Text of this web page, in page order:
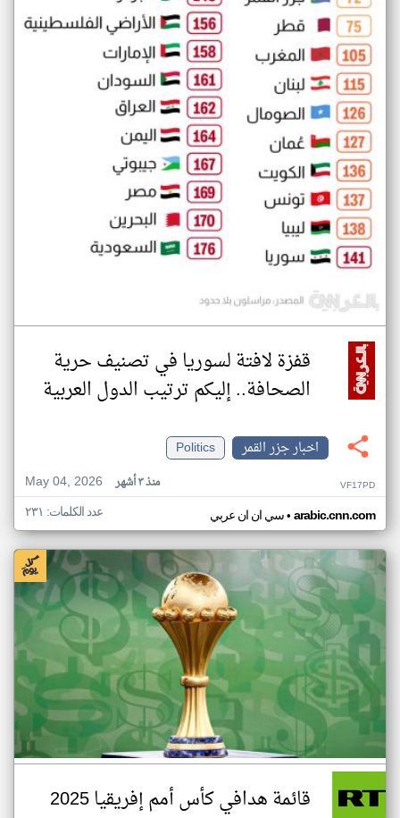
قفزة لافتة لسوريا في تصنيف حرية
الصحافة.. إليكم ترتيب الدول العربية
اخبار جزر القمر
Politics
May 04, 2026
منذ ٣ أشهر VF17PD
سي ان ان عربي• arabic.cnn.com عدد الكلمات: ٢٣١
قائمة هدافي كأس أمم إفريقيا 2025